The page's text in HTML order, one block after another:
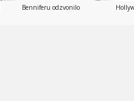
Benniferu odzvonilo